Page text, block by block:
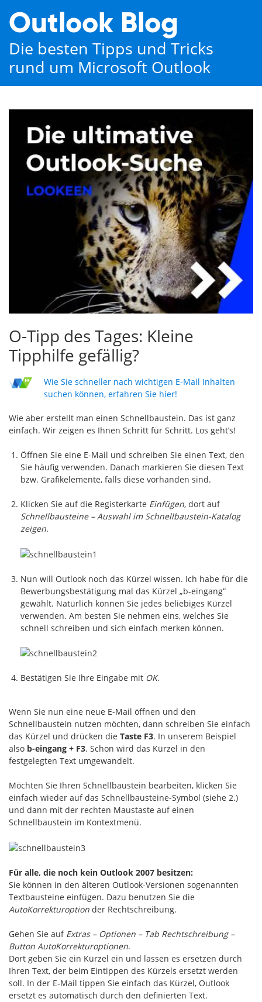
Outlook Blog
Die besten Tipps und Tricks
rund um Microsoft Outlook
O-Tipp des Tages: Kleine
Tipphilfe gefällig?
Wie Sie schneller nach wichtigen E-Mail Inhalten
suchen können, erfahren Sie hier!
Wie aber erstellt man einen Schnellbaustein. Das ist ganz
einfach. Wir zeigen es Ihnen Schritt für Schritt. Los geht’s!
Öffnen Sie eine E-Mail und schreiben Sie einen Text, den
Sie häufig verwenden. Danach markieren Sie diesen Text
bzw. Grafikelemente, falls diese vorhanden sind.
Klicken Sie auf die Registerkarte Einfügen, dort auf
Schnellbausteine – Auswahl im Schnellbaustein-Katalog
zeigen.
Nun will Outlook noch das Kürzel wissen. Ich habe für die
Bewerbungsbestätigung mal das Kürzel „b-eingang“
gewählt. Natürlich können Sie jedes beliebiges Kürzel
verwenden. Am besten Sie nehmen eins, welches Sie
schnell schreiben und sich einfach merken können.
Bestätigen Sie Ihre Eingabe mit OK.
Wenn Sie nun eine neue E-Mail öffnen und den
Schnellbaustein nutzen möchten, dann schreiben Sie einfach
das Kürzel und drücken die Taste F3. In unserem Beispiel
also b-eingang + F3. Schon wird das Kürzel in den
festgelegten Text umgewandelt.
Möchten Sie Ihren Schnellbaustein bearbeiten, klicken Sie
einfach wieder auf das Schnellbausteine-Symbol (siehe 2.)
und dann mit der rechten Maustaste auf einen
Schnellbaustein im Kontextmenü.
Für alle, die noch kein Outlook 2007 besitzen:
Sie können in den älteren Outlook-Versionen sogenannten
Textbausteine einfügen. Dazu benutzen Sie die
AutoKorrekturoption der Rechtschreibung.
Gehen Sie auf Extras – Optionen – Tab Rechtschreibung –
Button AutoKorrekturoptionen.
Dort geben Sie ein Kürzel ein und lassen es ersetzen durch
Ihren Text, der beim Eintippen des Kürzels ersetzt werden
soll. In der E-Mail tippen Sie einfach das Kürzel, Outlook
ersetzt es automatisch durch den definierten Text.